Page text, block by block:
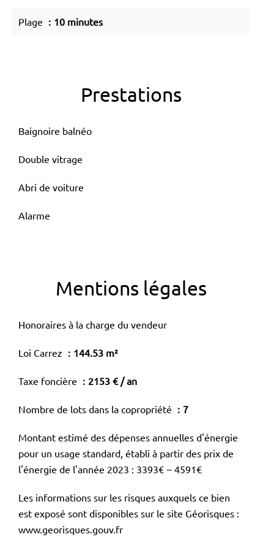
Plage 10 minutes
Prestations
Baignoire balnéo
Double vitrage
Abri de voiture
Alarme
Mentions légales
Honoraires à la charge du vendeur
Loi Carrez 144.53 m²
Taxe foncière 2153 € / an
Nombre de lots dans la copropriété 7
Montant estimé des dépenses annuelles d'énergie
pour un usage standard, établi à partir des prix de
l'énergie de l'année 2023 : 3393€ ~ 4591€
Les informations sur les risques auxquels ce bien
est exposé sont disponibles sur le site Géorisques :
www.georisques.gouv.fr